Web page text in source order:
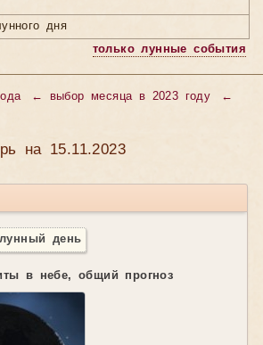
дня
только лунные события
← выбор месяца в 2023 году
←
на 15.11.2023
день
в небе, общий прогноз